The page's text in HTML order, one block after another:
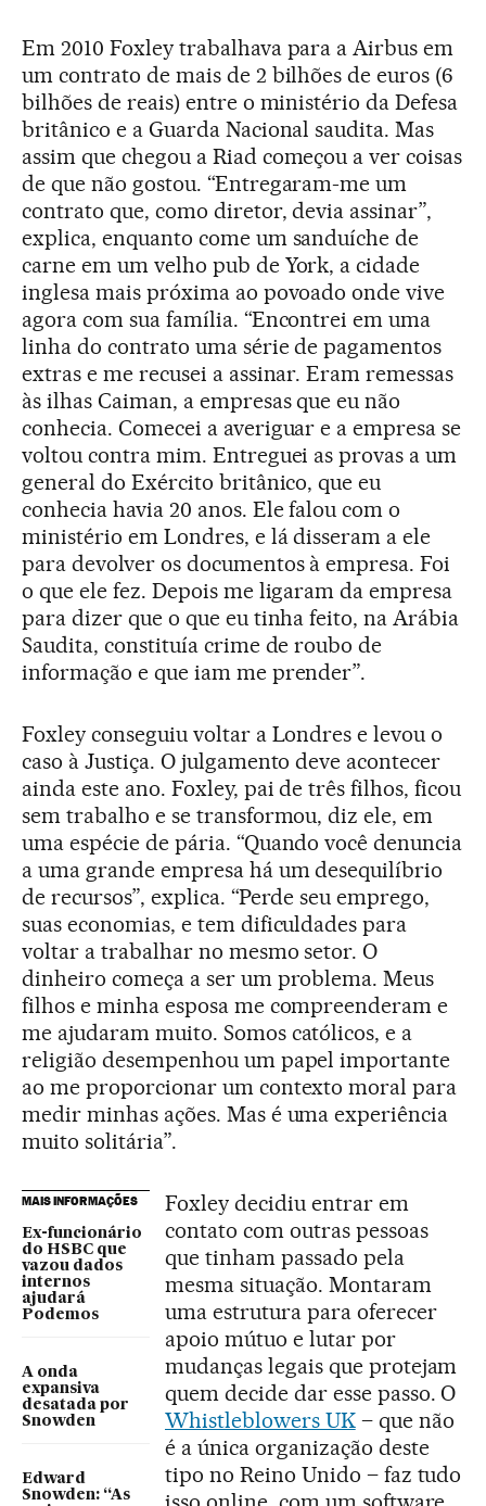
Em 2010 Foxley trabalhava para a Airbus em
um contrato de mais de 2 bilhões de euros (6
bilhões de reais) entre o ministério da Defesa
britânico e a Guarda Nacional saudita. Mas
assim que chegou a Riad começou a ver coisas
de que não gostou. “Entregaram-me um
contrato que, como diretor, devia assinar”,
explica, enquanto come um sanduíche de
carne em um velho pub de York, a cidade
inglesa mais próxima ao povoado onde vive
agora com sua família. “Encontrei em uma
linha do contrato uma série de pagamentos
extras e me recusei a assinar. Eram remessas
às ilhas Caiman, a empresas que eu não
conhecia. Comecei a averiguar e a empresa se
voltou contra mim. Entreguei as provas a um
general do Exército britânico, que eu
conhecia havia 20 anos. Ele falou com o
ministério em Londres, e lá disseram a ele
para devolver os documentos à empresa. Foi
o que ele fez. Depois me ligaram da empresa
para dizer que o que eu tinha feito, na Arábia
Saudita, constituía crime de roubo de
informação e que iam me prender”.
Foxley conseguiu voltar a Londres e levou o
caso à Justiça. O julgamento deve acontecer
ainda este ano. Foxley, pai de três filhos, ficou
sem trabalho e se transformou, diz ele, em
uma espécie de pária. “Quando você denuncia
a uma grande empresa há um desequilíbrio
de recursos”, explica. “Perde seu emprego,
suas economias, e tem dificuldades para
voltar a trabalhar no mesmo setor. O
dinheiro começa a ser um problema. Meus
filhos e minha esposa me compreenderam e
me ajudaram muito. Somos católicos, e a
religião desempenhou um papel importante
ao me proporcionar um contexto moral para
medir minhas ações. Mas é uma experiência
muito solitária”.
MAIS INFORMAÇÕES
Ex-funcionário
do HSBC que
vazou dados
internos
ajudará
Podemos
A onda
expansiva
desatada por
Snowden
Edward
Snowden: “As
Foxley decidiu entrar em
contato com outras pessoas
que tinham passado pela
mesma situação. Montaram
uma estrutura para oferecer
apoio mútuo e lutar por
mudanças legais que protejam
quem decide dar esse passo. O
Whistleblowers UK– que não
é a única organização deste
tipo no Reino Unido – faz tudo